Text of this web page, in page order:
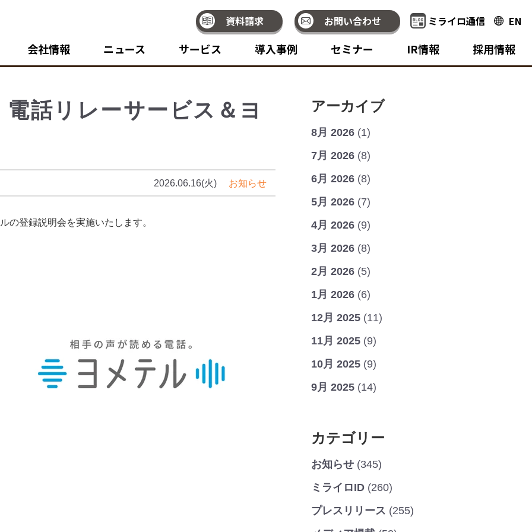
資料請求 お問い合わせ ミライロ通信 EN
会社情報 ニュース サービス 導入事例 セミナー IR情報 採用情報
話リレーサービス＆ヨ
2026.06.16(火) お知らせ
の登録説明会を実施いたします。
アーカイブ
8月 2026 (1)
7月 2026 (8)
6月 2026 (8)
5月 2026 (7)
4月 2026 (9)
3月 2026 (8)
2月 2026 (5)
1月 2026 (6)
12月 2025 (11)
11月 2025 (9)
10月 2025 (9)
9月 2025 (14)
カテゴリー
お知らせ (345)
ミライロID (260)
プレスリリース (255)